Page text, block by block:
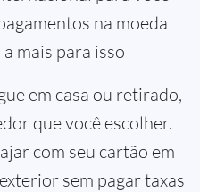
na moeda
mais para isso
em casa ou retirado,
que você escolher.
com seu cartão em
sem pagar taxas